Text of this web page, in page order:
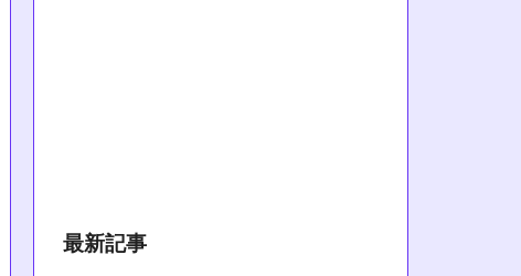
最新記事